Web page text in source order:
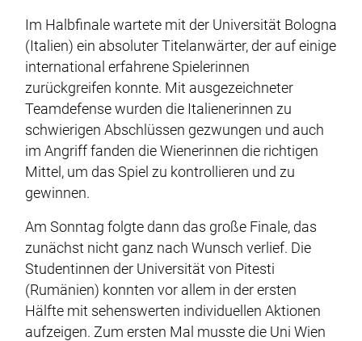
Im Halbfinale wartete mit der Universität Bologna
(Italien) ein absoluter Titelanwärter, der auf einige
international erfahrene Spielerinnen
zurückgreifen konnte. Mit ausgezeichneter
Teamdefense wurden die Italienerinnen zu
schwierigen Abschlüssen gezwungen und auch
im Angriff fanden die Wienerinnen die richtigen
Mittel, um das Spiel zu kontrollieren und zu
gewinnen.
Am Sonntag folgte dann das große Finale, das
zunächst nicht ganz nach Wunsch verlief. Die
Studentinnen der Universität von Pitesti
(Rumänien) konnten vor allem in der ersten
Hälfte mit sehenswerten individuellen Aktionen
aufzeigen. Zum ersten Mal musste die Uni Wien